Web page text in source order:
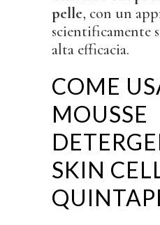
pelle, con un
scientificamente
alta efficacia.
COME
MOUSSE
SKIN